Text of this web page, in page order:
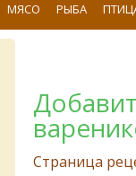
МЯСО РЫБА
Страница